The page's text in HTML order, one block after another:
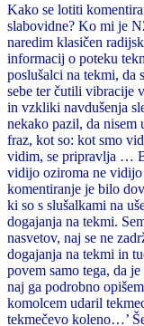
Kako se lotiti
slabovidne? Ko mi je
naredim klasičen
informacij o poteku
poslušalci na tekmi, da
sebe ter čutili vibracije
in vzkliki navdušenja
nekako pazil, da nisem
fraz, kot so: kot smo
vidim, se pripravlja …
vidijo oziroma ne
komentiranje je bilo
ki so s slušalkami na
dogajanja na tekmi.
nasvetov, naj se ne
dogajanja na tekmi in
povem samo tega, da
naj ga podrobno
komolcem udaril
tekmečevo koleno…’